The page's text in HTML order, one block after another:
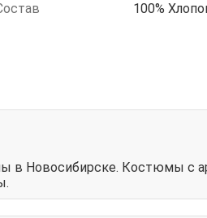
100%
в Новосибирске. Костюмы с